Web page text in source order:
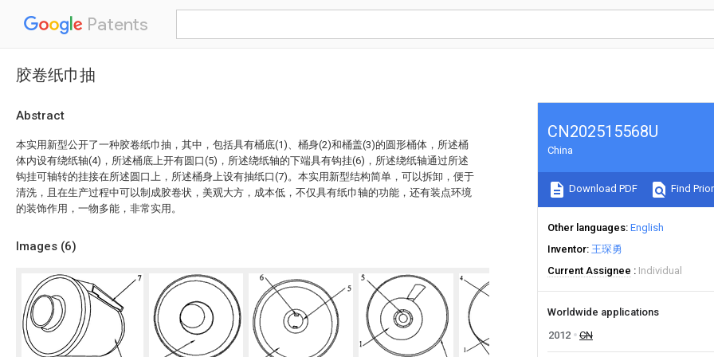
Patents
胶卷纸巾抽
Abstract
本实用新型公开了一种胶卷纸巾抽，其中，包括具有桶底(1)、桶身(2)和桶盖(3)的圆形桶体，所述桶
体内设有绕纸轴(4)，所述桶底上开有圆口(5)，所述绕纸轴的下端具有钩挂(6)，所述绕纸轴通过所述
钩挂可轴转的挂接在所述圆口上，所述桶身上设有抽纸口(7)。本实用新型结构简单，可以拆卸，便于
清洗，且在生产过程中可以制成胶卷状，美观大方，成本低，不仅具有纸巾轴的功能，还有装点环境
的装饰作用，一物多能，非常实用。
Images (6)
CN202515568U
China
Download PDF Find
Other languages English
Inventor 王琛勇
Current Assignee
Individual
Worldwide applications
2012
CN